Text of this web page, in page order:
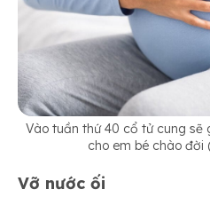
Vào tuần thứ 40 cổ tử cung sẽ
cho em bé chào
Vỡ nước ối